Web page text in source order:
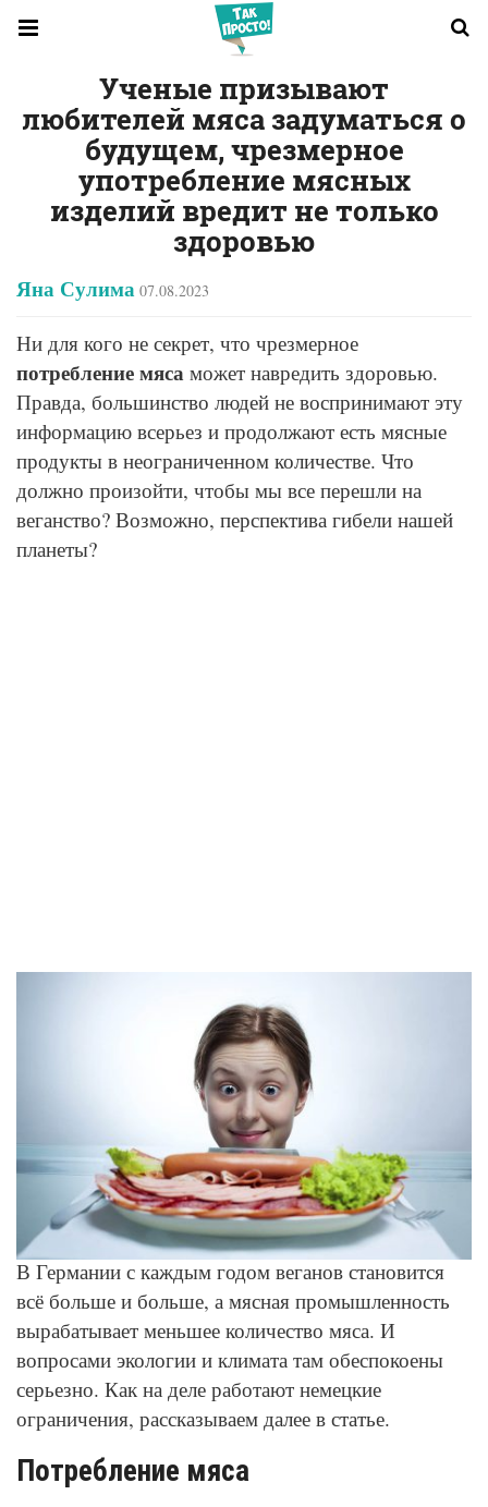
Ученые призывают
любителей мяса задуматься о
будущем, чрезмерное
употребление мясных
изделий вредит не только
здоровью
Яна Сулима 07.08.2023
Ни для кого не секрет, что чрезмерное
потребление мяса может навредить здоровью.
Правда, большинство людей не воспринимают эту
информацию всерьез и продолжают есть мясные
продукты в неограниченном количестве. Что
должно произойти, чтобы мы все перешли на
веганство? Возможно, перспектива гибели нашей
планеты?
© Depositphotos
В Германии с каждым годом веганов становится
всё больше и больше, а мясная промышленность
вырабатывает меньшее количество мяса. И
вопросами экологии и климата там обеспокоены
серьезно. Как на деле работают немецкие
ограничения, рассказываем далее в статье.
Потребление мяса